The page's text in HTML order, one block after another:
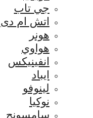
جي تاب
اتش ام دى
هونر
هواوي
انفينيكس
ايباد
لينوفو
نوكيا
سامسونج